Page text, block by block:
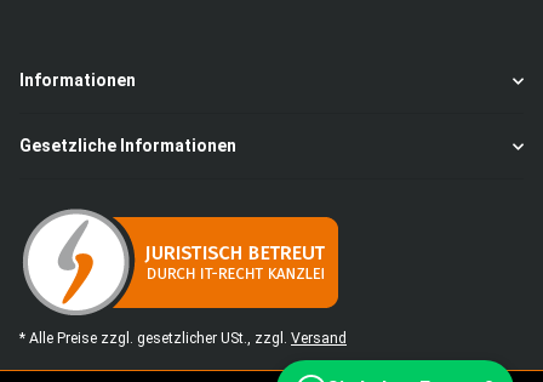
Informationen
Gesetzliche Informationen
* Alle Preise zzgl. gesetzlicher USt., zzgl. Versand